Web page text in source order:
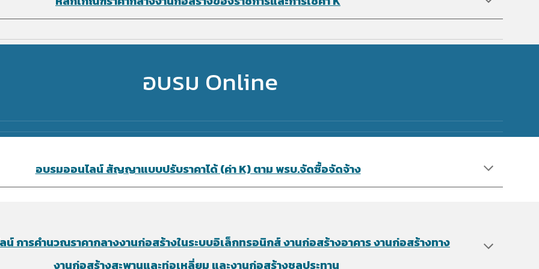
อบรม Online
อบรมออนไลน์ สัญญาแบบปรับราคาได้ (ค่า K) ตาม พรบ.จัดซื้อจัดจ้า​ง
น์การคำนวณราคากลางงานก่อสร้างในระบบอิเล็กทรอนิกส์ งานก่อสร้างอาคาร งานก่อสร้างทาง
งานก่อสร้างสะพานและท่อเหลี่ยม และงานก่อสร้างชลประทาน